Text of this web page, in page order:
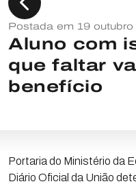
Postada em 19 outubro
Aluno com
que faltar
benefício
Portaria do Ministério da
Diário Oficial da União